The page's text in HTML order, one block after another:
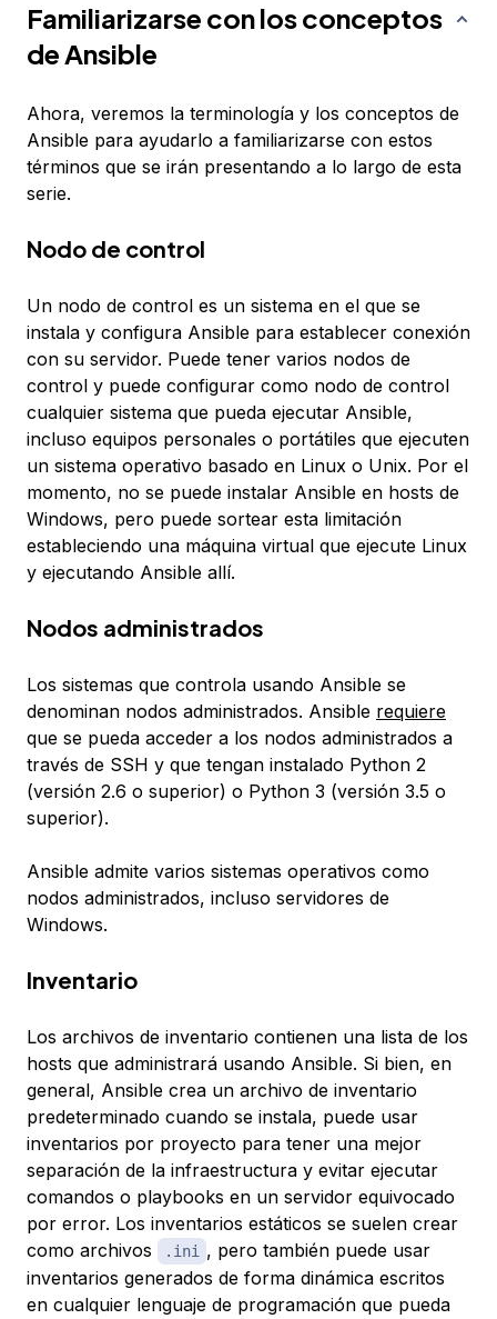
Familiarizarse con los conceptos
de Ansible
Ahora, veremos la terminología y los conceptos de
Ansible para ayudarlo a familiarizarse con estos
términos que se irán presentando a lo largo de esta
serie.
Nodo de control
Un nodo de control es un sistema en el que se
instala y configura Ansible para establecer conexión
con su servidor. Puede tener varios nodos de
control y puede configurar como nodo de control
cualquier sistema que pueda ejecutar Ansible,
incluso equipos personales o portátiles que ejecuten
un sistema operativo basado en Linux o Unix. Por el
momento, no se puede instalar Ansible en hosts de
Windows, pero puede sortear esta limitación
estableciendo una máquina virtual que ejecute Linux
y ejecutando Ansible allí.
Nodos administrados
Los sistemas que controla usando Ansible se
denominan nodos administrados. Ansible requiere
que se pueda acceder a los nodos administrados a
través de SSH y que tengan instalado Python 2
(versión 2.6 o superior) o Python 3 (versión 3.5 o
superior).
Ansible admite varios sistemas operativos como
nodos administrados, incluso servidores de
Windows.
Inventario
Los archivos de inventario contienen una lista de los
hosts que administrará usando Ansible. Si bien, en
general, Ansible crea un archivo de inventario
predeterminado cuando se instala, puede usar
inventarios por proyecto para tener una mejor
separación de la infraestructura y evitar ejecutar
comandos o playbooks en un servidor equivocado
por error. Los inventarios estáticos se suelen crear
como archivos
.ini , pero también puede usar
inventarios generados de forma dinámica escritos
en cualquier lenguaje de programación que pueda